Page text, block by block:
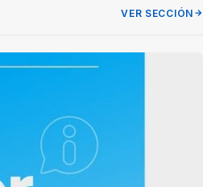
VER SECCIÓN